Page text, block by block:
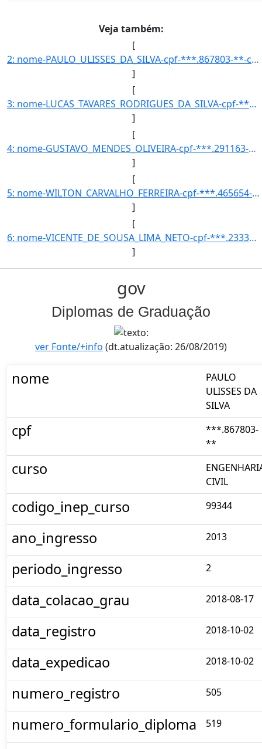
Veja também:
[
2: nome-PAULO_ULISSES_DA_SILVA-cpf-***.867803-**-curso-ENGENHARIA_CIVIL-codigo_inep_curso-99344-ano_ing]
]
[
3: nome-LUCAS_TAVARES_RODRIGUES_DA_SILVA-cpf-***.954533-**-curso-DESIGN_DE_PRODUTO-codigo_inep_curso-15]
]
[
4: nome-GUSTAVO_MENDES_OLIVEIRA-cpf-***.291163-**-curso-INTERDISCIPLINAR_EM_CIENCIAS_NATURAIS_E_MATEMAT]
]
[
5: nome-WILTON_CARVALHO_FERREIRA-cpf-***.465654-**-curso-DESIGN_DE_PRODUTO-codigo_inep_curso-150096-ano]
]
[
6: nome-VICENTE_DE_SOUSA_LIMA_NETO-cpf-***.233373-**-curso-ENGENHARIA_CIVIL-codigo_inep_curso-99344-ano]
]
gov
Diplomas de Graduação
ver Fonte/+info (dt.atualização: 26/08/2019)
nome
PAULO
ULISSES DA
SILVA
cpf
***.867803-
**
curso
CIVIL
codigo_inep_curso 99344
ano_ingresso 2013
periodo_ingresso 2
data_colacao_grau 2018-08-17
data_registro 2018-10-02
data_expedicao 2018-10-02
numero_registro 505
numero_formulario_diploma 519